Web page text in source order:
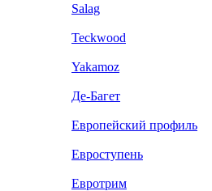
Salag
Teckwood
Yakamoz
Де-Багет
Европейский профиль
Евроступень
Евротрим